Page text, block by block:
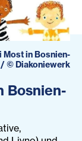
Most in Bosnien-
/© Diakoniewerk
Bosnien-